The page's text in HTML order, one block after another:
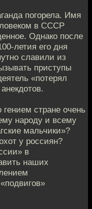
погорела. Имя
в СССР
Однако после
летия его дня
славили из
приступы
«потерял
стране очень
народу и всему
мальчики»?
у россиян?
в
наших